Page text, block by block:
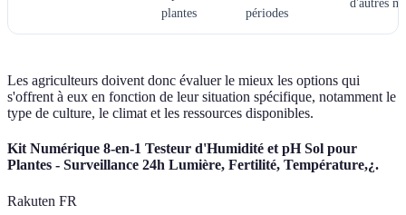
plantes
périodes
d'autres
Les agriculteurs doivent donc évaluer le mieux les options qui
s'offrent à eux en fonction de leur situation spécifique, notamment le
type de culture, le climat et les ressources disponibles.
Kit Numérique 8-en-1 Testeur d'Humidité et pH Sol pour
Plantes - Surveillance 24h Lumière, Fertilité, Température,¿.
Rakuten FR